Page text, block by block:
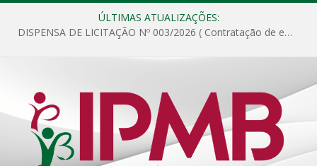
ÚLTIMAS ATUALIZAÇÕES:
DISPENSA DE LICITAÇÃO Nº 003/2026 ( Contratação de empresa para fornecimento de gêneros alimentícios não perecíveis, materiais de expediente, descartáveis, copa e cozinha, para análise e posterior publicação.)